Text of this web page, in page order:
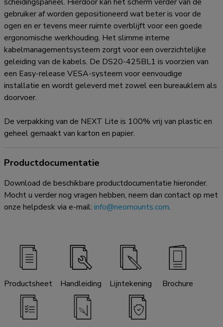
gebruiker af worden gepositioneerd wat beter is voor de
ogen en er tevens meer ruimte overblijft voor een goede
ergonomische werkhouding. Het slimme interne
kabelmanagementsysteem zorgt voor een overzichtelijke
geleiding van de kabels. De DS20-425BL1 is voorzien van
een Easy-release VESA-systeem voor eenvoudige
installatie en wordt geleverd met zowel een bureauklem als
doorvoer.
De verpakking van de NEXT Lite is 100% vrij van plastic en
geheel gemaakt van karton en papier.
Productdocumentatie
Download de beschikbare productdocumentatie hieronder.
Mocht u verder nog vragen hebben, neem dan contact op met
onze helpdesk via e-mail: info@neomounts.com.
Productsheet Handleiding Lijntekening Brochure